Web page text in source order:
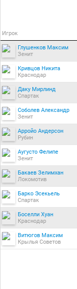
Игрок
Глушенков Максим
Зенит
Кривцов Никита
Краснодар
Даку Мирлинд
Спартак
Соболев Александр
Зенит
Арройо Андерсон
Рубин
Аугусто Фелипе
Зенит
Бакаев Зелимхан
Локомотив
Барко Эсекьель
Спартак
Боселли Хуан
Краснодар
Витюгов Максим
Крылья Советов